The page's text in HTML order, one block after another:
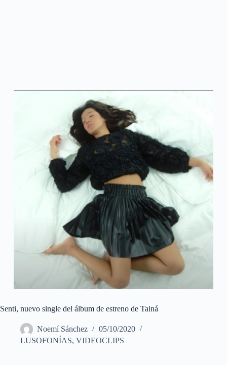
Senti, nuevo single del álbum de estreno de Tainá
Noemí Sánchez
05/10/2020
LUSOFONÍAS, VIDEOCLIPS